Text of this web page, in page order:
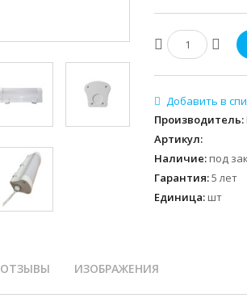
Производитель:
Артикул:
Наличие: под
Гарантия:5 лет
Единица: шт
ОТЗЫВЫ ИЗОБРАЖЕНИЯ